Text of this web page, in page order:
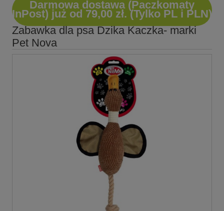
Darmowa dostawa (Paczkomaty
InPost) już od 79,00 zł. (Tylko PL i PLN)
Zabawka dla psa Dzika Kaczka- marki
Pet Nova